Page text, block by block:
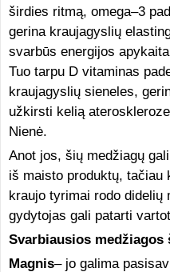
širdies ritmą, omega–3
gerina kraujagyslių
svarbūs energijos
Tuo tarpu D vitaminas
kraujagyslių sieneles,
užkirsti kelią
Nienė.
Anot jos, šių medžiagų
iš maisto produktų,
kraujo tyrimai rodo didelių
gydytojas gali patarti
Svarbiausios medžiagos
Magnis– jo galima